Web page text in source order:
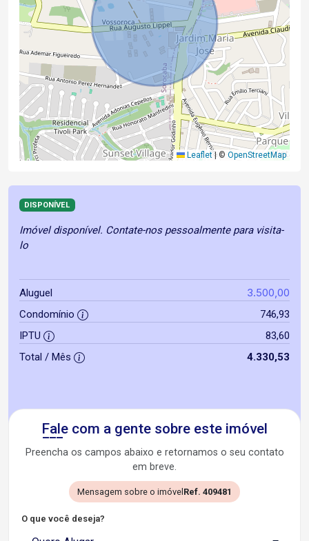
Leaflet |© OpenStreetMap
DISPONÍVEL
Imóvel disponível. Contate-nos pessoalmente para visita-
lo
Aluguel 3.500,00
Condomínio
746,93
IPTU
83,60
Total / Mês
4.330,53
Fale com a gente sobre este imóvel
Preencha os campos abaixo e retornamos o seu contato
em breve.
Mensagem sobre o imóvel Ref. 409481
O que você deseja?